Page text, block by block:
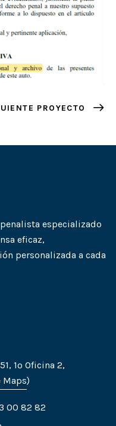
PROYECTO
especializado
eficaz,
personalizada a cada
1º Oficina 2,
Maps)
00 82 82